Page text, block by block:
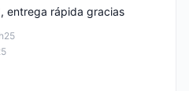
entrega rápida gracias